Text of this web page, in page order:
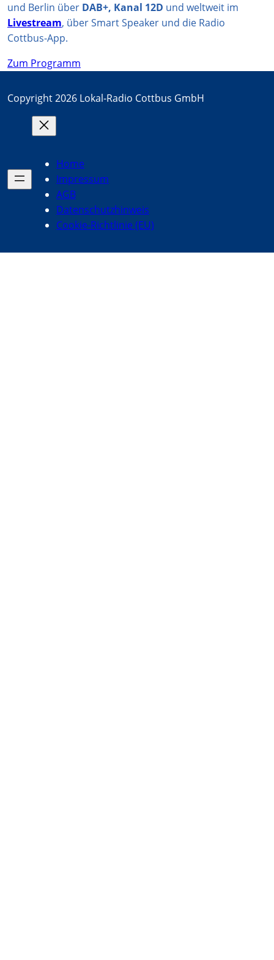
und Berlin über DAB+, Kanal 12D und weltweit im
Livestream, über Smart Speaker und die Radio
Cottbus-App.
Zum Programm
Copyright 2026 Lokal-Radio Cottbus GmbH
Home
Impressum
AGB
Datenschutzhinweis
Cookie-Richtlinie (EU)